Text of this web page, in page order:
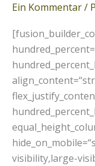
Ein Kommentar/
visibility,large-
vor
dem
Gewitter